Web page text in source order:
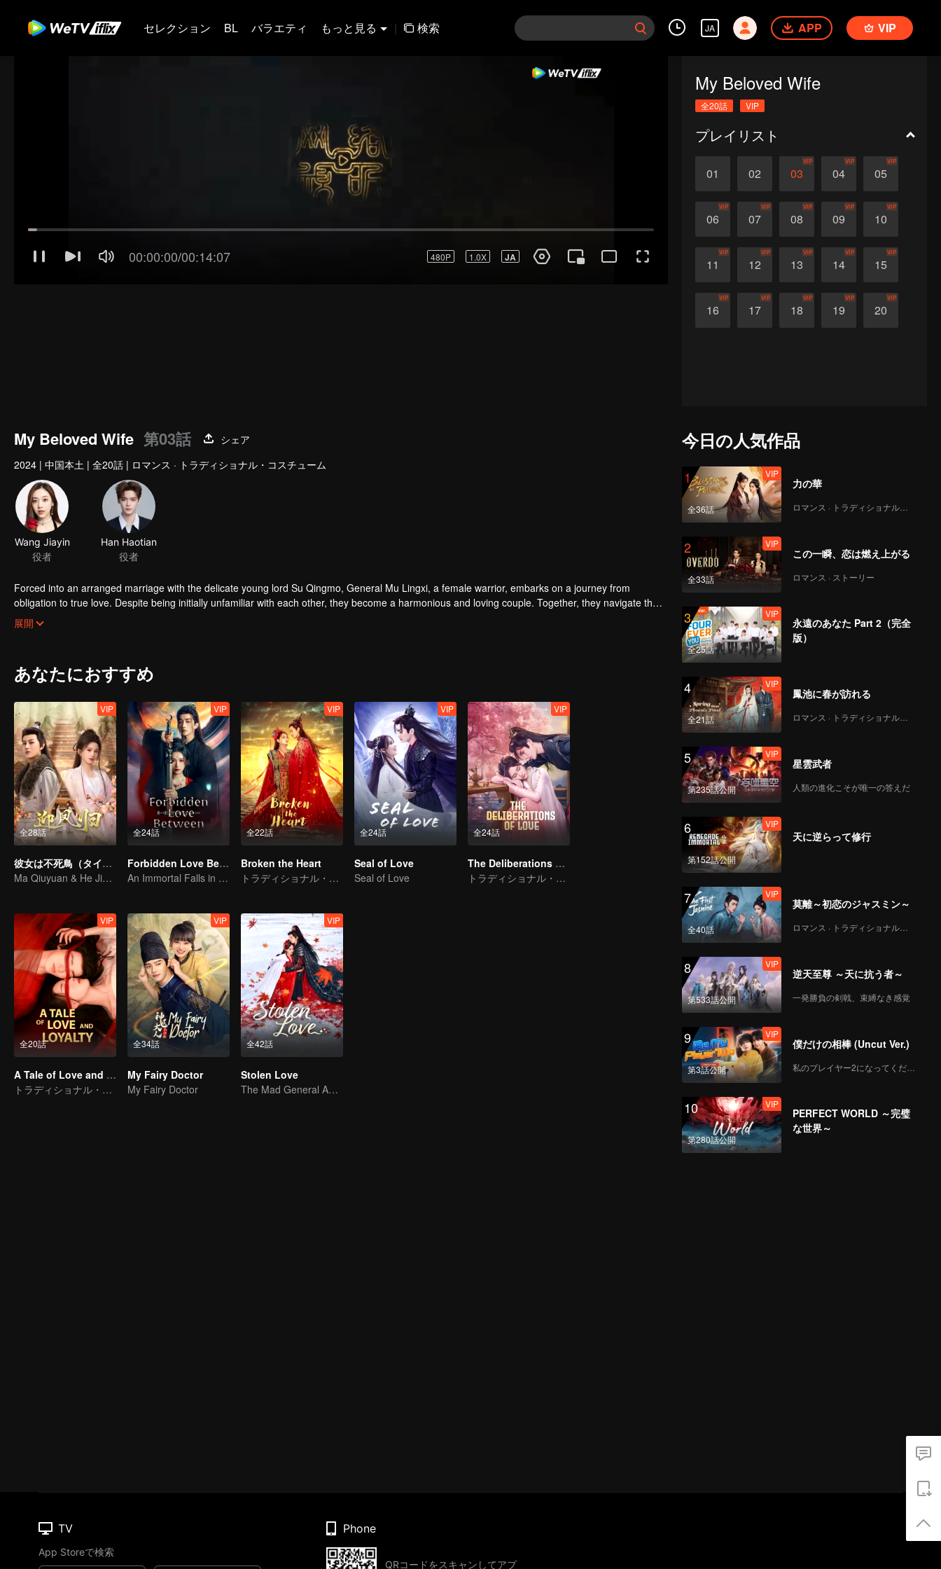
セレクション BL バラエティ もっと見る | 検索 JA APP VIP
00:00:01/00:14:07 480P 1.0X JA
My Beloved Wife
全20話 VIP
プレイリスト
01 02 03
VIP
04
VIP
05
VIP
06
VIP
07
VIP
08
VIP
09
VIP
10
VIP
11
VIP
12
VIP
13
VIP
14
VIP
15
VIP
16
VIP
17
VIP
18
VIP
19
VIP
20
VIP
My Beloved Wife 第03話
シェア
2024 | 中国本土 | 全20話 | ロマンス · トラディショナル・コスチューム
Wang Jiayin
役者
Han Haotian
役者
Forced into an arranged marriage with the delicate young lord Su Qingmo, General Mu Lingxi, a female warrior, embarks on a journey from
obligation to true love. Despite being initially unfamiliar with each other, they become a harmonious and loving couple. Together, they navigate the
challenges of their relationship and join forces to uphold justice.
展開
あなたにおすすめ
全28話
VIP
彼女は不死鳥（タイ語版）
Ma Qiuyuan & He Jianqi: A Vengeance Story Rewritten
全24話
VIP
Forbidden Love Between
An Immortal Falls in Love With a Witch
全22話
VIP
Broken the Heart
トラディショナル・コスチューム
全24話
VIP
Seal of Love
Seal of Love
全24話
VIP
The Deliberations of Love
トラディショナル・コスチューム · ファンタジー
全20話
VIP
A Tale of Love and Loyalty
トラディショナル・コスチューム
全34話
VIP
My Fairy Doctor
My Fairy Doctor
全42話
VIP
Stolen Love
The Mad General Abducted a Bride for Love
今日の人気作品
1
全36話
VIP
力の華
ロマンス · トラディショナル・コスチューム
2
全33話
VIP
この一瞬、恋は燃え上がる
ロマンス · ストーリー
3
全25話
VIP
永遠のあなた Part 2（完全
版）
4
全21話
VIP
鳳池に春が訪れる
ロマンス · トラディショナル・コスチューム
5
第235話公開
VIP
星雲武者
人類の進化こそが唯一の答えだ
6
第152話公開
VIP
天に逆らって修行
7
全40話
VIP
莫離～初恋のジャスミン～
ロマンス · トラディショナル・コスチューム
8
第533話公開
VIP
逆天至尊 ～天に抗う者～
一発勝負の剣戟、束縛なき感覚
9
第3話公開
VIP
僕だけの相棒 (Uncut Ver.)
私のプレイヤー2になってください
10
第280話公開
VIP
PERFECT WORLD ～完璧
な世界～
TV
App Storeで検索
Phone
QRコードをスキャンしてアプ